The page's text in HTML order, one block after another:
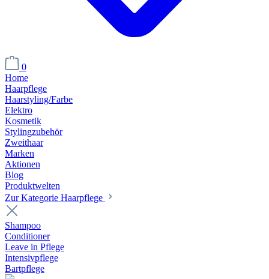
0
Home
Haarpflege
Haarstyling/Farbe
Elektro
Kosmetik
Stylingzubehör
Zweithaar
Marken
Aktionen
Blog
Produktwelten
Zur Kategorie Haarpflege
Shampoo
Conditioner
Leave in Pflege
Intensivpflege
Bartpflege